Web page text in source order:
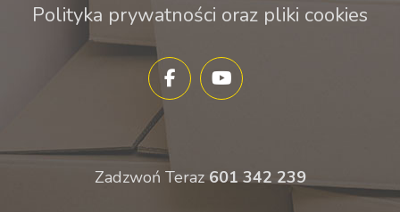
Polityka prywatności oraz pliki cookies
Zadzwoń Teraz601 342 239